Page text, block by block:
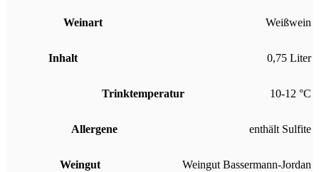
Weinart Weißwein
Inhalt 0,75 Liter
Trinktemperatur 10-12 °C
Allergene enthält Sulfite
Weingut Weingut Bassermann-Jordan